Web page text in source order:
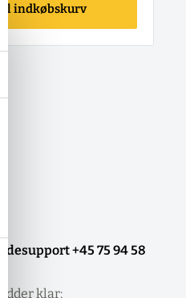
indkøbskurv
+45 75 94 58
sidder klar: